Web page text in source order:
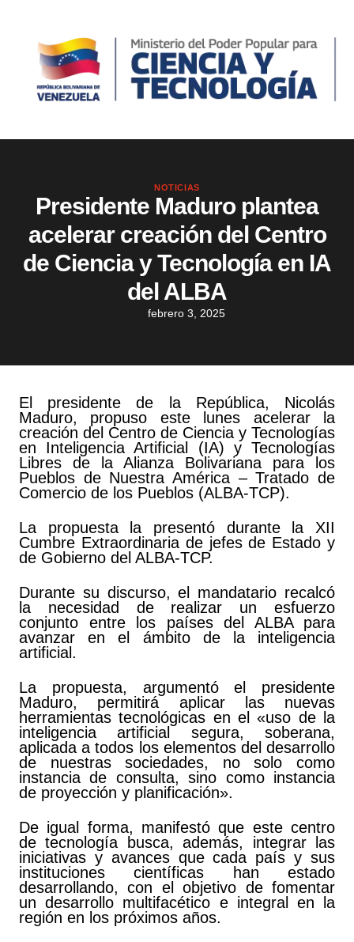
NOTICIAS
Presidente Maduro plantea
acelerar creación del Centro
de Ciencia y Tecnología en IA
del ALBA
febrero 3, 2025
El presidente de la República, Nicolás
Maduro, propuso este lunes acelerar la
creación del Centro de Ciencia y Tecnologías
en Inteligencia Artificial (IA) y Tecnologías
Libres de la Alianza Bolivariana para los
Pueblos de Nuestra América – Tratado de
Comercio de los Pueblos (ALBA-TCP).
La propuesta la presentó durante la XII
Cumbre Extraordinaria de jefes de Estado y
de Gobierno del ALBA-TCP.
Durante su discurso, el mandatario recalcó
la necesidad de realizar un esfuerzo
conjunto entre los países del ALBA para
avanzar en el ámbito de la inteligencia
artificial.
La propuesta, argumentó el presidente
Maduro, permitirá aplicar las nuevas
herramientas tecnológicas en el «uso de la
inteligencia artificial segura, soberana,
aplicada a todos los elementos del desarrollo
de nuestras sociedades, no solo como
instancia de consulta, sino como instancia
de proyección y planificación».
De igual forma, manifestó que este centro
de tecnología busca, además, integrar las
iniciativas y avances que cada país y sus
instituciones científicas han estado
desarrollando, con el objetivo de fomentar
un desarrollo multifacético e integral en la
región en los próximos años.